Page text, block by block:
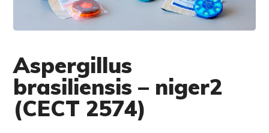
Aspergillus
brasiliensis – niger2
(CECT 2574)